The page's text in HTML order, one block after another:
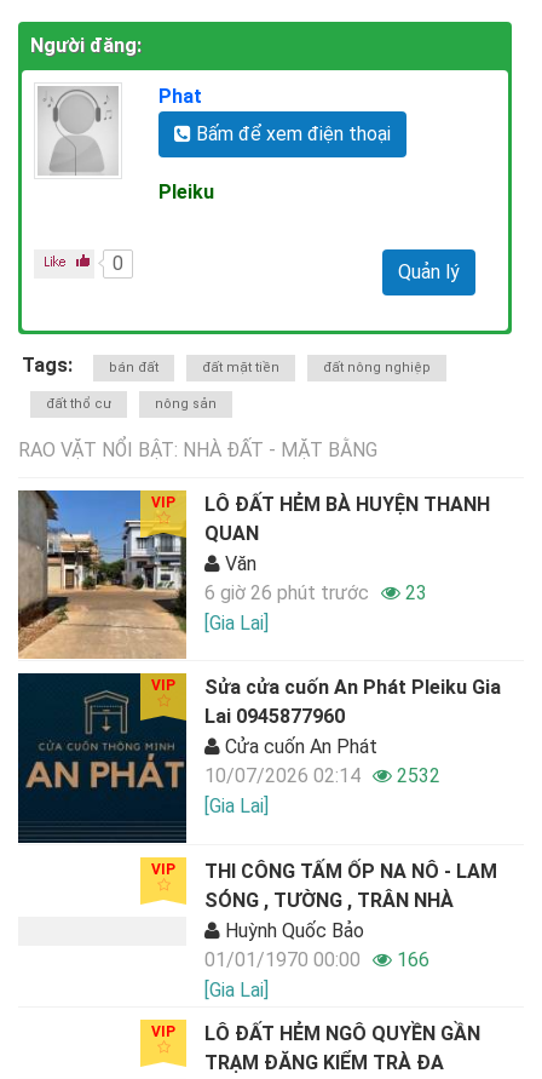
Người đăng:
Phat
Bấm để xem điện thoại
Pleiku
Quản lý
0
Tags: bán đất đất mặt tiền đất nông nghiệp
đất thổ cư nông sản
RAO VẶT NỔI BẬT: NHÀ ĐẤT - MẶT BẰNG
VIP
LÔ ĐẤT HẺM BÀ HUYỆN THANH
QUAN
Văn
6 giờ 26 phút trước
23
[Gia Lai]
VIP
Sửa cửa cuốn An Phát Pleiku Gia
Lai 0945877960
Cửa cuốn An Phát
10/07/2026 02:14
2532
[Gia Lai]
VIP
THI CÔNG TẤM ỐP NA NÔ - LAM
SÓNG , TƯỜNG , TRÂN NHÀ
Huỳnh Quốc Bảo
01/01/1970 00:00
166
[Gia Lai]
VIP
LÔ ĐẤT HẺM NGÔ QUYỀN GẦN
TRẠM ĐĂNG KIỂM TRÀ ĐA